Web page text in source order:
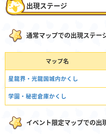
出現ステージ
通常マップでの出現ステー
マップ名
星龍界・光龍国城内かくし
学園・秘密倉庫かくし
イベント限定マップでの出